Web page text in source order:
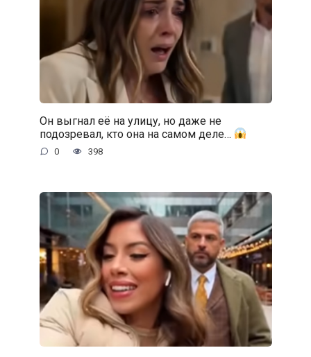
Он выгнал её на улицу, но даже не
подозревал, кто она на самом деле…
0 398